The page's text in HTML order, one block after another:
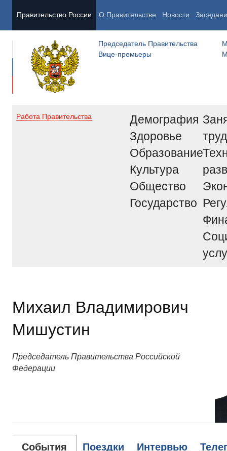
Правительство России О Правительстве Новости
Председатель Правительства
Вице-премьеры
Работа Правительства
Демография
Здоровье
Образование
Культура
Общество
Государство
труд
Михаил Владимирович
Мишустин
Председатель Правительства Российской
Федерации
События Поездки Интервью